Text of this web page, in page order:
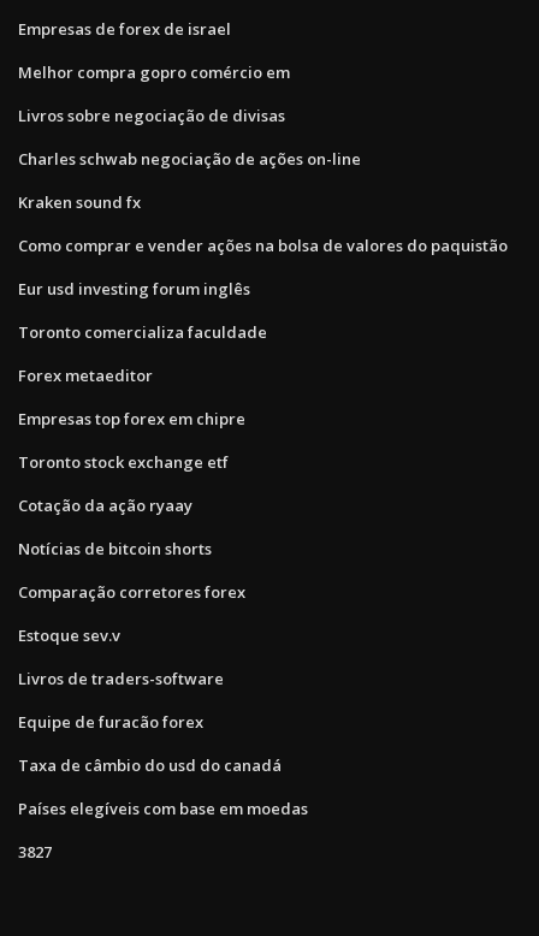
Empresas de forex de israel
Melhor compra gopro comércio em
Livros sobre negociação de divisas
Charles schwab negociação de ações on-line
Kraken sound fx
Como comprar e vender ações na bolsa de valores do paquistão
Eur usd investing forum inglês
Toronto comercializa faculdade
Forex metaeditor
Empresas top forex em chipre
Toronto stock exchange etf
Cotação da ação ryaay
Notícias de bitcoin shorts
Comparação corretores forex
Estoque sev.v
Livros de traders-software
Equipe de furacão forex
Taxa de câmbio do usd do canadá
Países elegíveis com base em moedas
3827